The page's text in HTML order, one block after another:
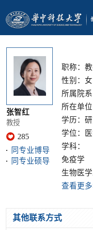
张智红
教授
285
同专业博导
同专业硕导
职称：
性别：女
所属院
所在单
学历：
学位：
学科：
免疫学
生物医
查看更
其他联系方式